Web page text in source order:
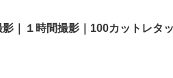
影｜１時間撮影｜100カットレ